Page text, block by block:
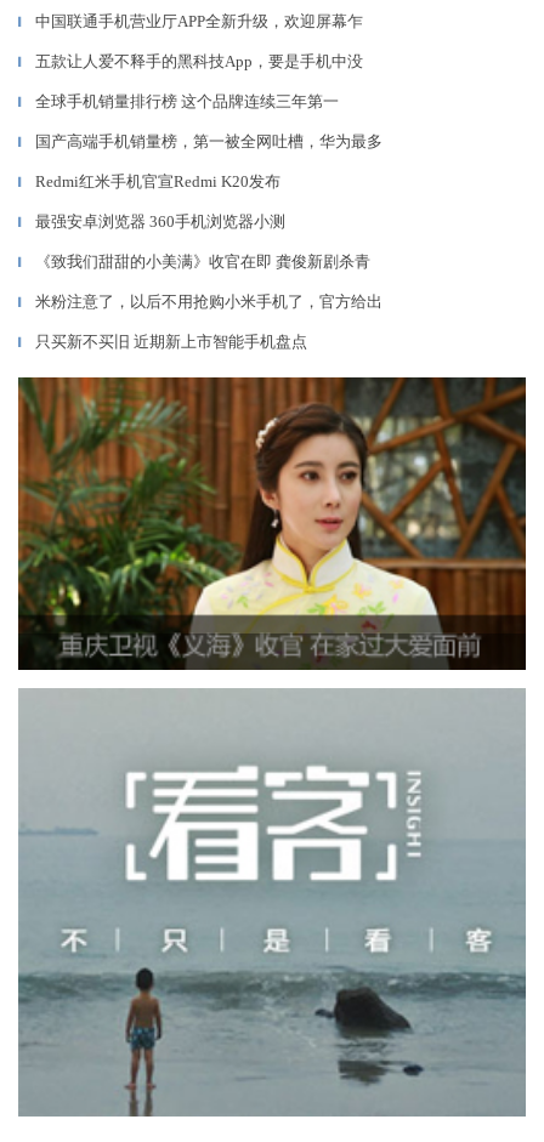
▎ 中国联通手机营业厅APP全新升级，欢迎屏幕乍
▎ 五款让人爱不释手的黑科技App，要是手机中没
▎ 全球手机销量排行榜 这个品牌连续三年第一
▎ 国产高端手机销量榜，第一被全网吐槽，华为最多
▎ Redmi红米手机官宣Redmi K20发布
▎ 最强安卓浏览器 360手机浏览器小测
▎ 《致我们甜甜的小美满》收官在即 龚俊新剧杀青
▎ 米粉注意了，以后不用抢购小米手机了，官方给出
▎ 只买新不买旧 近期新上市智能手机盘点